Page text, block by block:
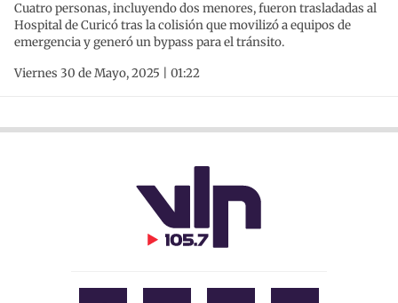
Cuatro personas, incluyendo dos menores, fueron trasladadas al
Hospital de Curicó tras la colisión que movilizó a equipos de
emergencia y generó un bypass para el tránsito.
Viernes 30 de Mayo, 2025 | 01:22